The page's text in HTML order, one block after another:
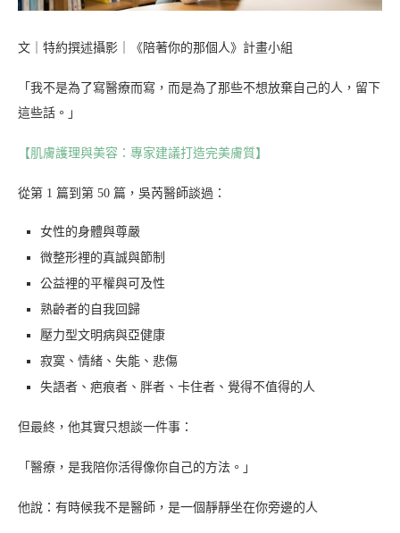
文｜特約撰述攝影｜《陪著你的那個人》計畫小組
「我不是為了寫醫療而寫，而是為了那些不想放棄自己的人，留下
這些話。」
【肌膚護理與美容：專家建議打造完美膚質】
從第 1 篇到第 50 篇，吳芮醫師談過：
女性的身體與尊嚴
微整形裡的真誠與節制
公益裡的平權與可及性
熟齡者的自我回歸
壓力型文明病與亞健康
寂寞、情緒、失能、悲傷
失語者、疤痕者、胖者、卡住者、覺得不值得的人
但最終，他其實只想談一件事：
「醫療，是我陪你活得像你自己的方法。」
他說：有時候我不是醫師，是一個靜靜坐在你旁邊的人